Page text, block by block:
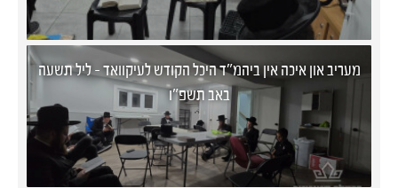
מעריב און איכה אין ביהמ"ד היכל הקודש לעיקוואד - ליל תשעה
באב תשפ"ו